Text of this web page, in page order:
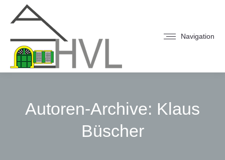
Navigation
Autoren-Archive: Klaus
Büscher